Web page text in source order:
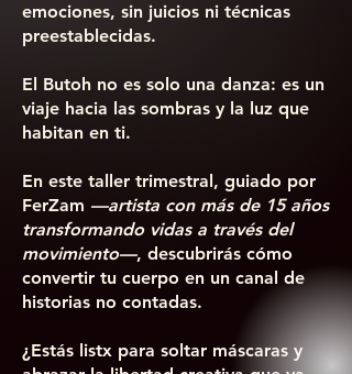
emociones, sin juicios ni técnicas
preestablecidas.
El Butoh no es solo una danza: es un
viaje hacia las sombras y la luz que
habitan en ti.
En este taller trimestral, guiado por
FerZam —artista con más de 15 años
transformando vidas a través del
movimiento—, descubrirás cómo
convertir tu cuerpo en un canal de
historias no contadas.
¿Estás listx para soltar máscaras y